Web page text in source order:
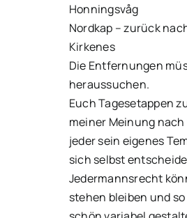
Honningsvåg
Nordkap – zurück
Kirkenes
Die Entfernungen
heraussuchen.
Euch Tagesetappen
meiner Meinung
jeder sein eigenes
sich selbst
Jedermannsrecht
stehen bleiben und